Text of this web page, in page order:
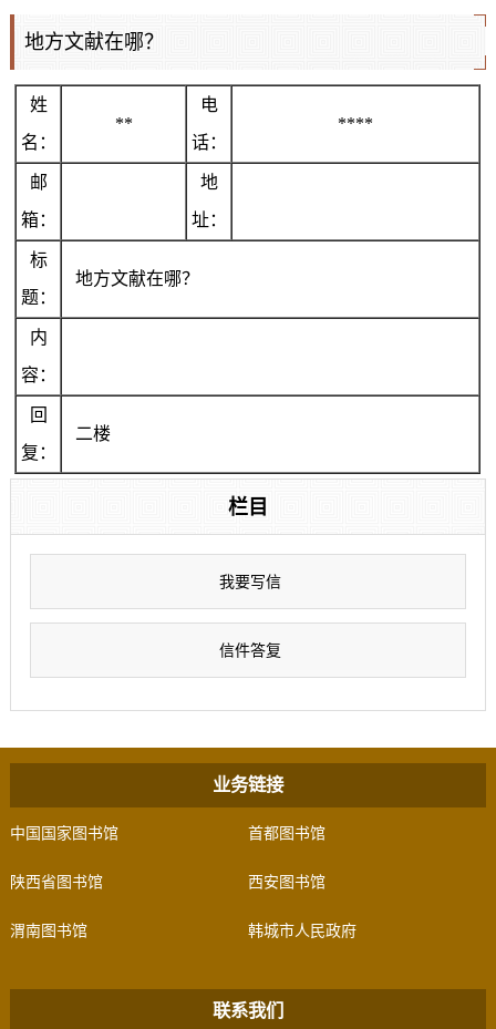
地方文献在哪？
姓
名：
**
电
话：
****
邮
箱：
地
址：
标
题：
地方文献在哪？
内
容：
回
复：
二楼
栏目
我要写信
信件答复
业务链接
中国国家图书馆 首都图书馆
陕西省图书馆 西安图书馆
渭南图书馆 韩城市人民政府
联系我们